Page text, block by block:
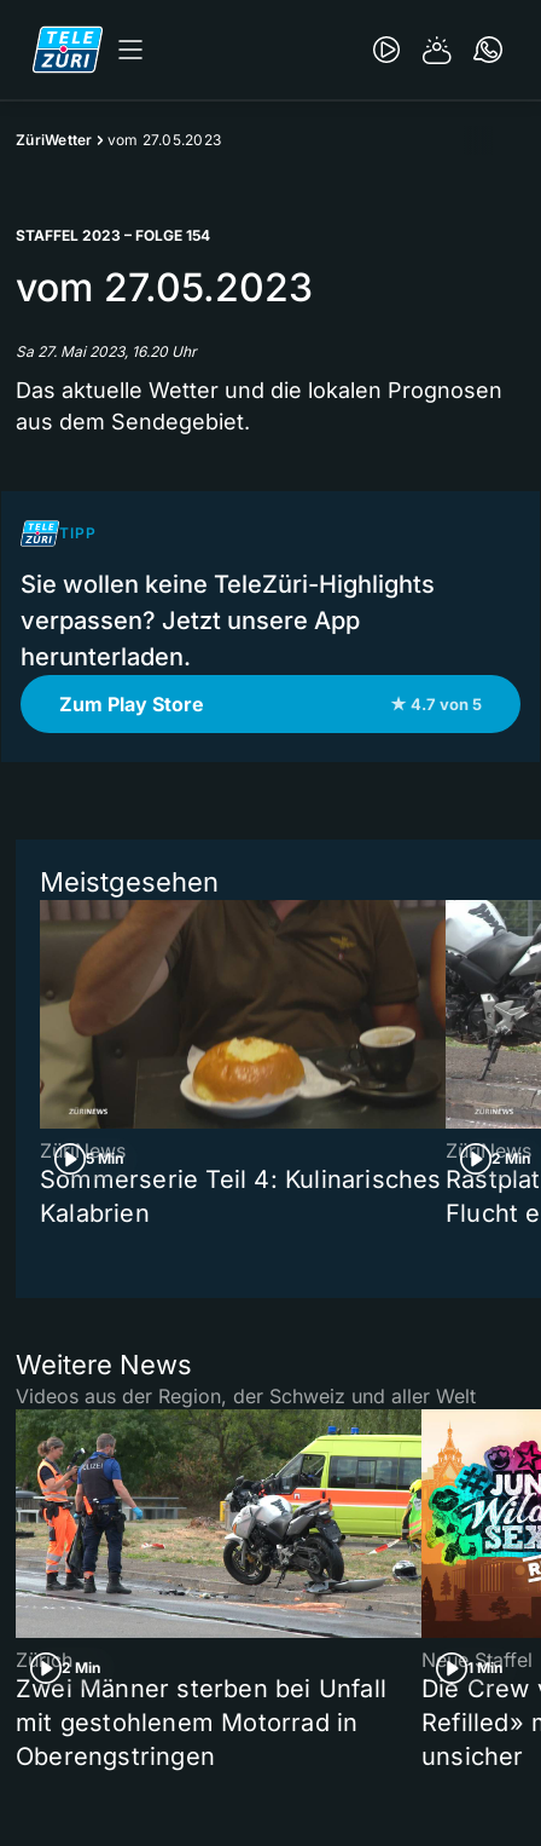
ZüriWetter vom 27.05.2023
STAFFEL 2023 – FOLGE 154
vom 27.05.2023
Sa 27. Mai 2023, 16.20 Uhr
Das aktuelle Wetter und die lokalen Prognosen
aus dem Sendegebiet.
TIPP
Sie wollen keine TeleZüri-Highlights
verpassen? Jetzt unsere App
herunterladen.
Zum Play Store ★ 4.7 von 5
Meistgesehen
5 Min
ZüriNews
Sommerserie Teil 4: Kulinarisches
Kalabrien
2 Min
ZüriNews
Flucht
Weitere News
Videos aus der Region, der Schweiz und aller Welt
2 Min
Zürich
Zwei Männer sterben bei Unfall
mit gestohlenem Motorrad in
Oberengstringen
1 Min
Neue Staffel
Die Crew
Refilled»
unsicher